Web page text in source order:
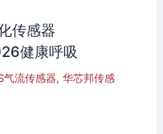
传感器
健康呼吸
气流传感器,华芯邦传感